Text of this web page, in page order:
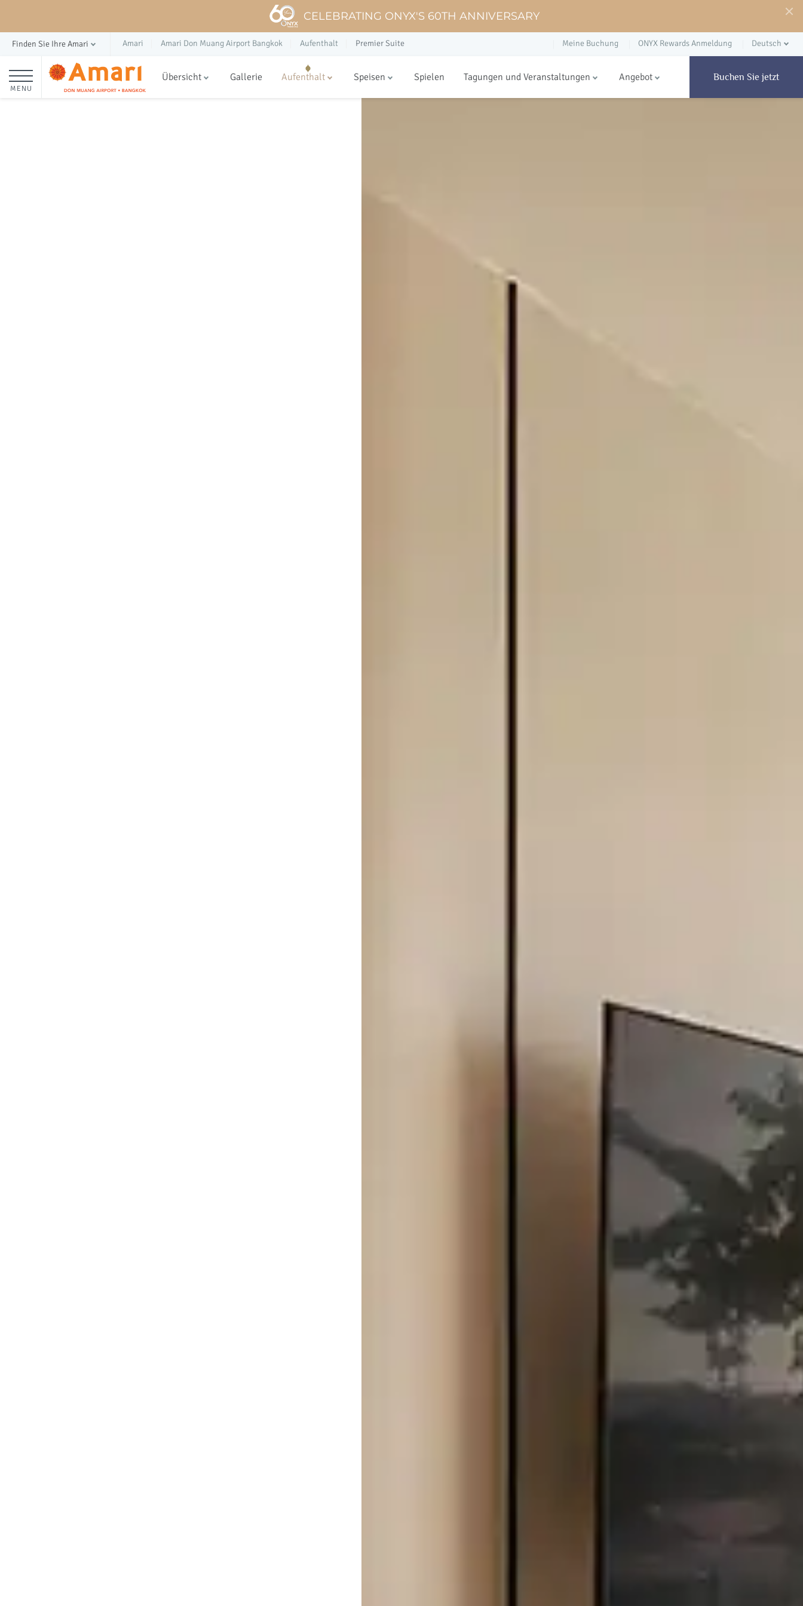
CELEBRATING ONYX'S 60TH ANNIVERSARY
Finden Sie Ihre Amari Amari Amari Don Muang Airport Bangkok Aufenthalt Premier Suite Meine Buchung ONYX Rewards Anmeldung Deutsch
MENU
Übersicht Gallerie Aufenthalt Speisen Spielen Tagungen und Veranstaltungen Angebot Buchen Sie jetzt